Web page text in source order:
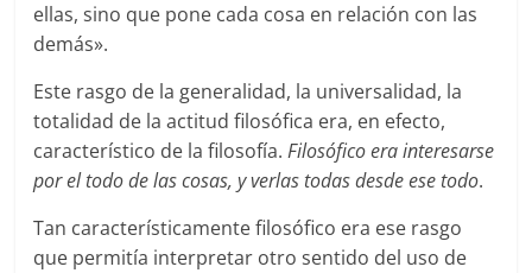
ellas, sino que pone cada cosa en relación con las
demás».
Este rasgo de la generalidad, la universalidad, la
totalidad de la actitud filosófica era, en efecto,
característico de la filosofía.Filosófico era interesarse
por el todo de las cosas, y verlas todas desde ese todo.
Tan característicamente filosófico era ese rasgo
que permitía interpretar otro sentido del uso de